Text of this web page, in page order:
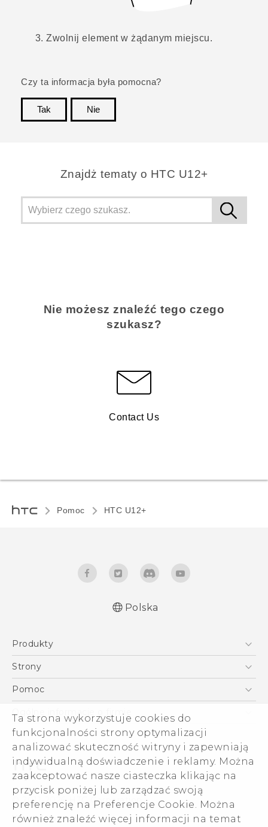
Ta strona wykorzystuje cookies do
funkcjonalności strony optymalizacji
analizować skuteczność witryny i zapewniają
indywidualną doświadczenie i reklamy. Można
zaakceptować nasze ciasteczka klikając na
przycisk poniżej lub zarządzać swoją
preferencję na Preferencje Cookie. Można
również znaleźć więcej informacji na temat
Zwolnij element w żądanym miejscu.
Czy ta informacja była pomocna?
Tak
Nie
Znajdż tematy o HTC U12+
Nie możesz znaleźć tego czego
szukasz?
Contact Us
Pomoc HTC U12+‎
Polish - Wytyczne dotyczące bezpieczeństwa i
wytyczne wymagane przez prawo
Polska
Produkty
Smartfony
VIVE
Akcesoria
Strony
HTC Vive
Pomoc
Pomoc E-commerce
Ogólne informacje o firmie
ESG
Informacje o firmie
Dla inwestorów (angielski)
Cookie Preferences
Kariera
© 2011-2026 HTC Corporation
Warunki prawne